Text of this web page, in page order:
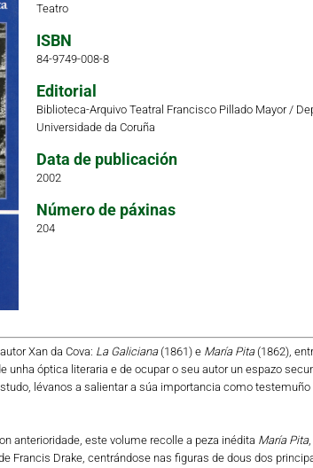
Teatro
ISBN
84-9749-008-8
Editorial
Biblioteca-Arquivo Teatral Francisco Pillado Mayor /
Universidade da Coruña
Data de publicación
2002
Número de páxinas
204
Xan da Cova: La Galiciana(1861) e María Pita(1862),
óptica literaria e de ocupar o seu autor un espazo
lévanos a salientar a súa importancia como
anterioridade, este volume recolle a peza inédita María Pita
Francis Drake, centrándose nas figuras de dous dos